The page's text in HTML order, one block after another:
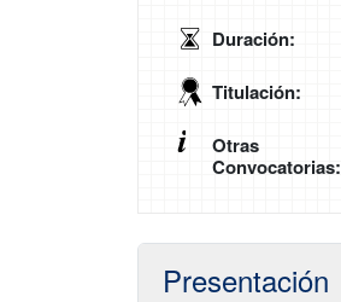
Duración:
Titulación:
Otras
Convocatorias:
Presentación